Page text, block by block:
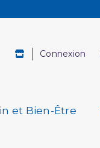
Connexion
et Bien-Être